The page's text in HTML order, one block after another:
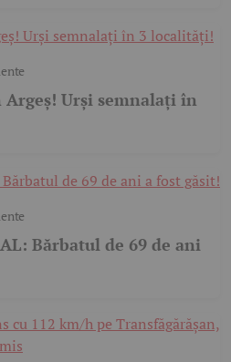
Urși semnalați în
Bărbatul de 69 de ani